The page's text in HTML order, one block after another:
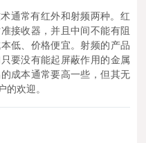
通常有红外和射频两种。红
接收器，并且中间不能有阻
低、价格便宜。射频的产品
要没有能起屏蔽作用的金属
成本通常要高一些，但其无
欢迎。